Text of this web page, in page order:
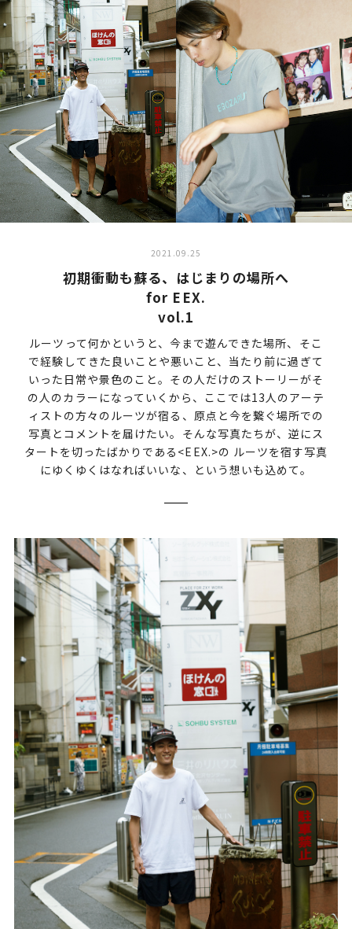
2021.09.25
初期衝動も蘇る、はじまりの場所へ
for EEX.
vol.1
ルーツって何かというと、今まで遊んできた場所、そこ
で経験してきた良いことや悪いこと、当たり前に過ぎて
いった日常や景色のこと。その人だけのストーリーがそ
の人のカラーになっていくから、ここでは13人のアーテ
ィストの方々のルーツが宿る、原点と今を繋ぐ場所での
写真とコメントを届けたい。そんな写真たちが、逆にス
タートを切ったばかりである<EEX.>の ルーツを宿す写真
にゆくゆくはなればいいな、という想いも込めて。